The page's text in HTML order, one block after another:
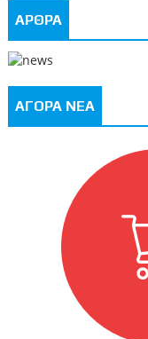
ΑΡΘΡΑ
ΑΓΟΡΑ ΝΕΑ